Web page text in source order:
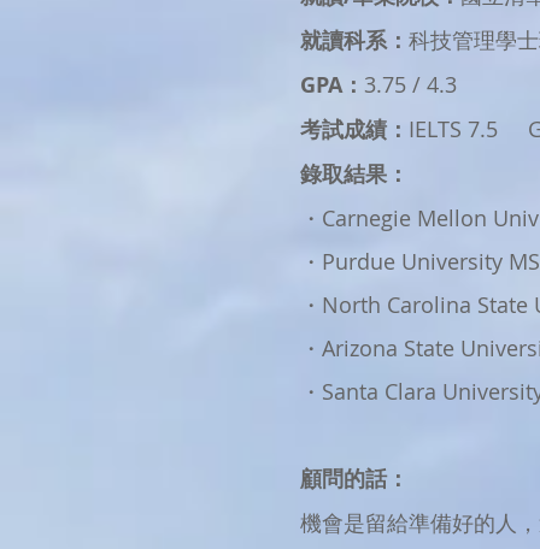
就讀科系： 科技管理學
GPA： 3.75 / 4.3
考試成績： IELTS 7.5
錄取結果：
・Carnegie Mellon
・Purdue University
・North Carolina
・Arizona State
・Santa Clara
顧問的話：
機會是留給準備好的人